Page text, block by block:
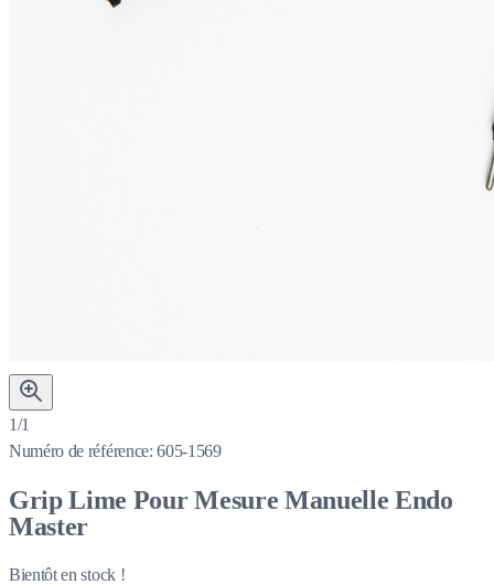
1/1
Numéro de référence: 605-1569
Grip Lime Pour Mesure Manuelle Endo
Master
Bientôt en stock !